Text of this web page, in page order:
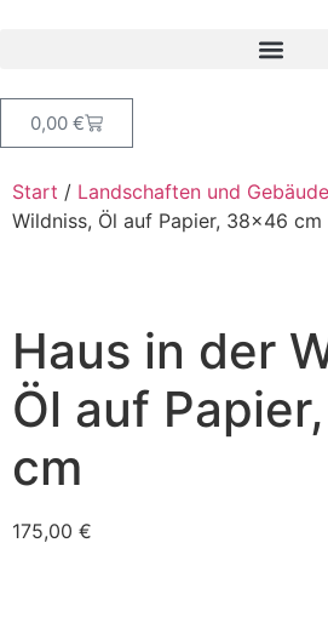
0,00 €
Start / Landschaften und Gebäude
Wildniss, Öl auf Papier, 38×46 cm
Haus in der
Öl auf
cm
175,00 €